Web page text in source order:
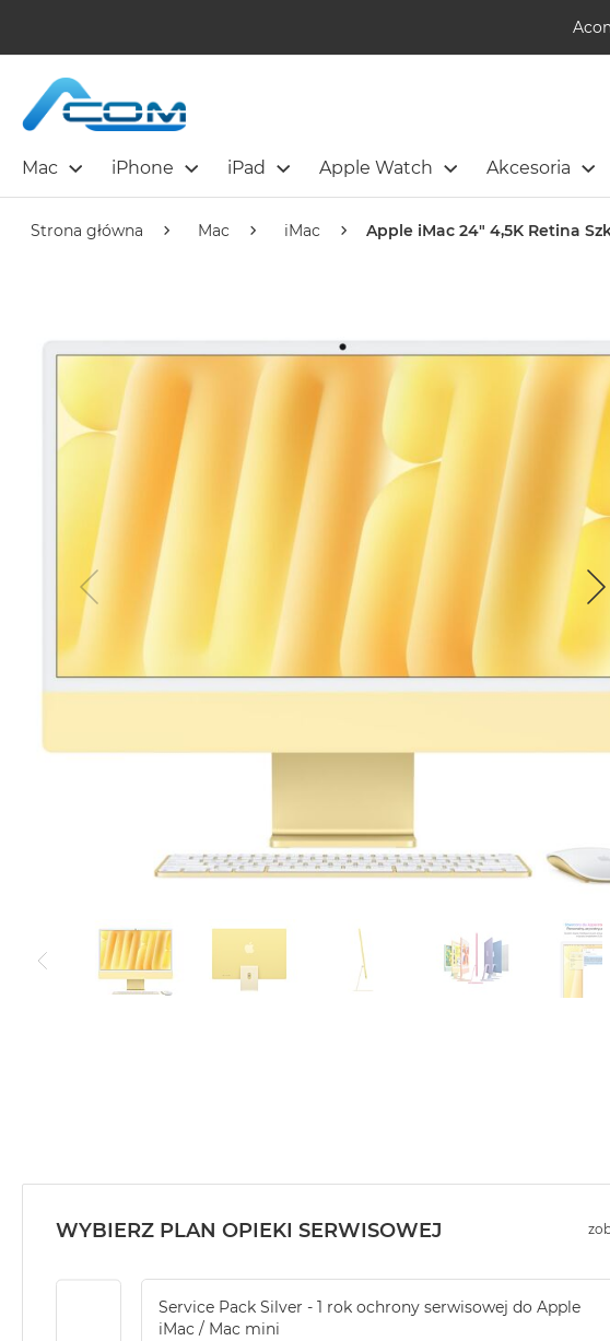
Mac iPhone iPad Apple Watch Akcesoria
Strona główna Mac iMac Apple iMac 24" 4,5K Retina
WYBIERZ PLAN OPIEKI SERWISOWEJ
Service Pack Silver - 1 rok ochrony serwisowej do Apple
iMac / Mac mini